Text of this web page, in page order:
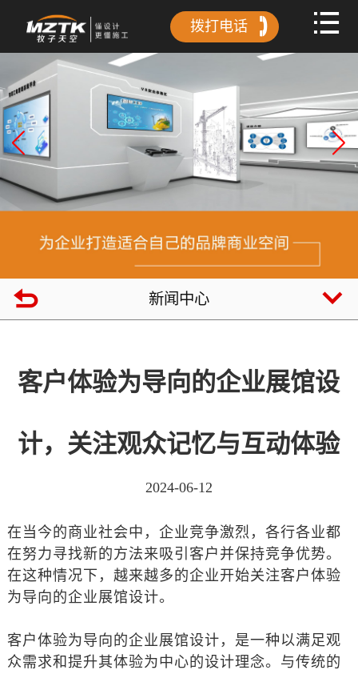
拨打电话
新闻中心
客户体验为导向的企业展馆设
计，关注观众记忆与互动体验
2024-06-12
在当今的商业社会中，企业竞争激烈，各行各业都
在努力寻找新的方法来吸引客户并保持竞争优势。
在这种情况下，越来越多的企业开始关注客户体验
为导向的企业展馆设计。
客户体验为导向的企业展馆设计，是一种以满足观
众需求和提升其体验为中心的设计理念。与传统的